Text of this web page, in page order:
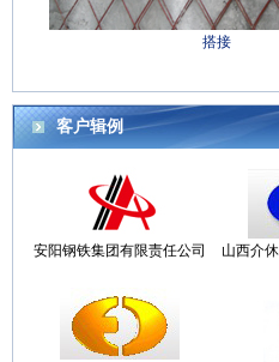
搭接
客户辑例
安阳钢铁集团有限责任公司 山西介